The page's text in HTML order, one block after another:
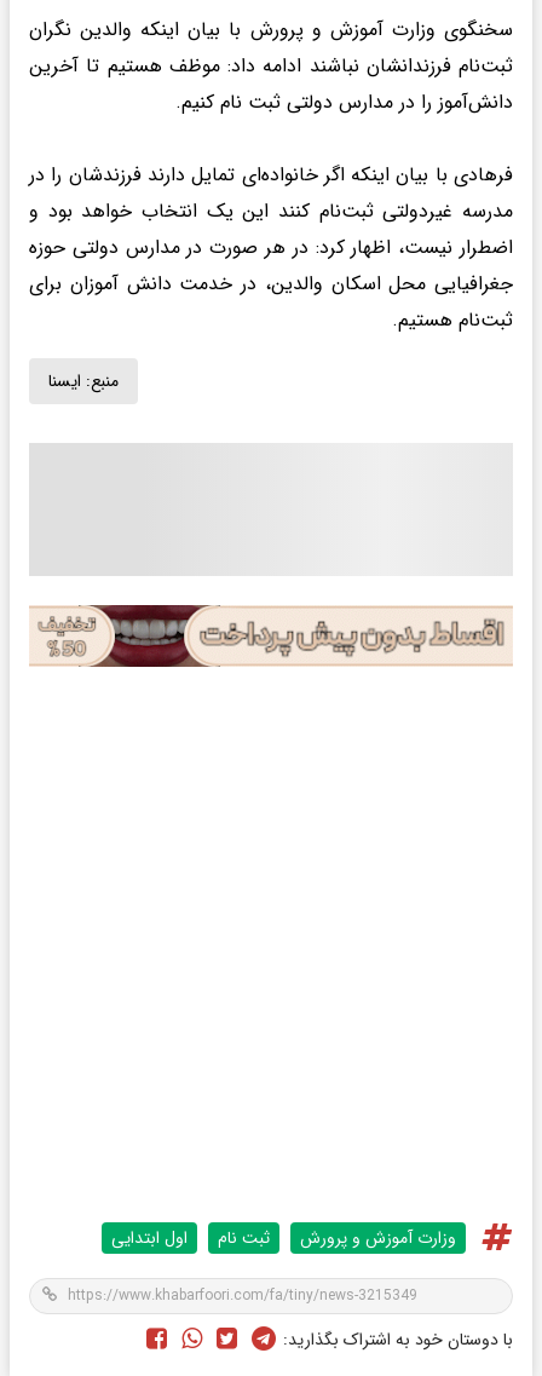
سخنگوی وزارت آموزش و پرورش با بیان اینکه والدین نگران
ثبت‌نام فرزندانشان نباشند ادامه داد: موظف هستیم تا آخرین
دانش‌آموز را در مدارس دولتی ثبت نام کنیم.
فرهادی با بیان اینکه اگر خانواده‌ای تمایل دارند فرزندشان را در
مدرسه غیردولتی ثبت‌نام کنند این یک انتخاب خواهد بود و
اضطرار نیست، اظهار کرد: در هر صورت در مدارس دولتی حوزه
جغرافیایی محل اسکان والدین، در خدمت دانش آموزان برای
ثبت‌نام هستیم.
منبع: ايسنا
وزارت آموزش و پرورش ثبت نام اول ابتدایی
با دوستان خود به اشتراک بگذارید: